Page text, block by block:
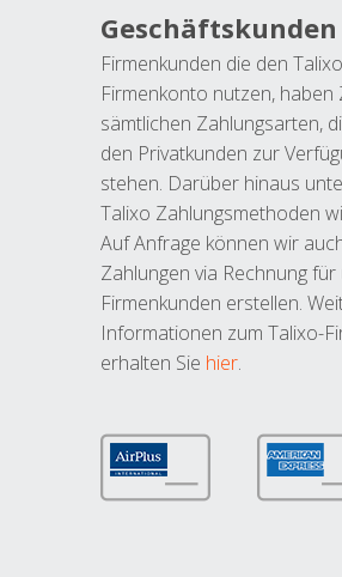
Geschäftskunden
Firmenkunden die den
Firmenkonto nutzen, haben
sämtlichen Zahlungsarten,
den Privatkunden zur
stehen. Darüber hinaus
Talixo Zahlungsmethoden
Auf Anfrage können wir
Zahlungen via Rechnung
Firmenkunden erstellen.
Informationen zum Talixo-
erhalten Sie hier.